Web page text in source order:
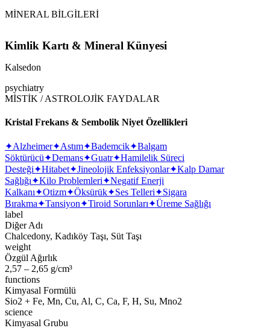
MİNERAL BİLGİLERİ
Kimlik Kartı & Mineral Künyesi
Kalsedon
psychiatry
MİSTİK / ASTROLOJİK FAYDALAR
Kristal Frekans & Sembolik Niyet Özellikleri
✦Alzheimer✦Astım✦Bademcik✦Balgam
Söktürücü✦Demans✦Guatr✦Hamilelik Süreci
Desteği✦Hitabet✦Jineolojik Enfeksiyonlar✦Kalp Damar
Sağlığı✦Kilo Problemleri✦Negatif Enerji
Kalkanı✦Otizm✦Öksürük✦Ses Telleri✦Sigara
Bırakma✦Tansiyon✦Tiroid Sorunları✦Üreme Sağlığı
label
Diğer Adı
Chalcedony, Kadıköy Taşı, Süt Taşı
weight
Özgül Ağırlık
2,57 – 2,65 g/cm³
functions
Kimyasal Formülü
Sio2 + Fe, Mn, Cu, Al, C, Ca, F, H, Su, Mno2
science
Kimyasal Grubu